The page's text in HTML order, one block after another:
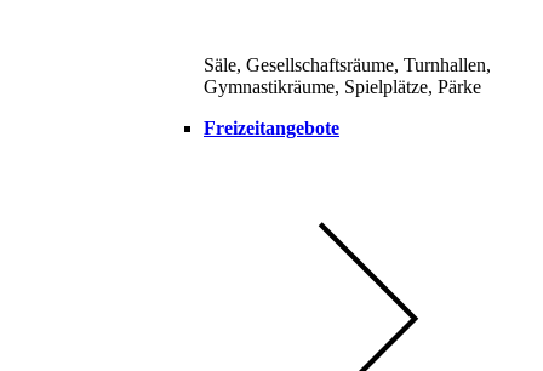
Säle, Gesellschaftsräume, Turnhallen,
Gymnastikräume, Spielplätze, Pärke
Freizeitangebote